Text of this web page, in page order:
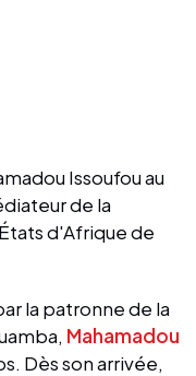
Issoufou au
de la
d'Afrique de
la patronne de la
Mahamadou
Dès son arrivée,